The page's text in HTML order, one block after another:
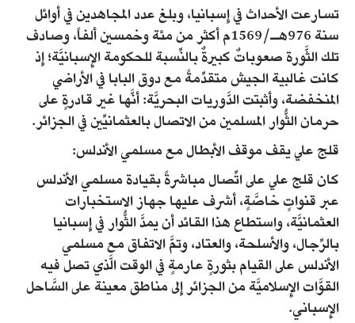
تسارعت الأحداث في إِسبانيا، وبلغ عدد المجاهدين في أوائل
سنة 976هـ/1569م أكثر من مئة وخمسين ألفاً، وصادف
تلك الثَّورة صعوباتٌ كبيرةٌ بالنِّسبة للحكومة الإِسبانيَّة؛ إِذ
كانت غالبية الجيش متقدِّمةً مع دوق البابا في الأراضي
المنخفضة، وأثبتت الدَّوريات البحريَّة: أنَّها غير قادرةٍ على
حرمان الثُّوار المسلمين من الاتصال بالعثمانيِّين في الجزائر.
قلج علي يقف موقف الأبطال مع مسلمي الأندلس:
كان قلج علي على اتِّصال مباشرةً بقيادة مسلمي الأندلس
عبر قنواتٍ خاصَّةٍ، أشرف عليها جهاز الاستخبارات
العثمانيَّة، واستطاع هذا القائد أن يمدَّ الثُّوار في إِسبانيا
بالرِّجال، والأسلحة، والعتاد، وتمَّ الاتفاق مع مسلمي
الأندلس على القيام بثورةٍ عارمةٍ في الوقت الَّذي تصل فيه
القوَّات الإِسلاميَّة من الجزائر إِلى مناطق معينة على السَّاحل
الإِسباني.